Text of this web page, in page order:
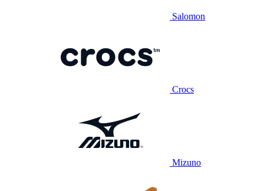
Salomon
Crocs
Mizuno